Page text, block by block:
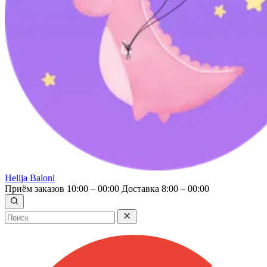
Helija Baloni
Приём заказов 10:00 – 00:00 Доставка 8:00 – 00:00